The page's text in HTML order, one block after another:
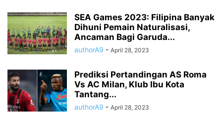
SEA Games 2023: Filipina Banyak
Dihuni Pemain Naturalisasi,
Ancaman Bagi Garuda...
authorA9 - April 28, 2023
Prediksi Pertandingan AS Roma
Vs AC Milan, Klub Ibu Kota
Tantang...
authorA9 - April 28, 2023